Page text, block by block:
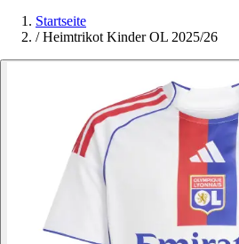
Startseite
/ Heimtrikot Kinder OL 2025/26